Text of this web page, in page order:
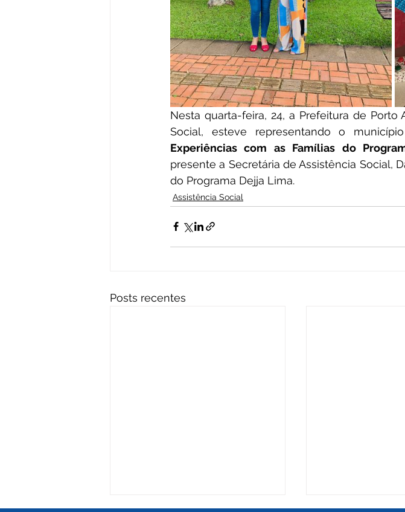
Nesta quarta-feira, 24, a Prefeitura de Porto
Social, esteve representando o
Experiências com as Famílias do
presente a Secretária de Assistência Social,
do Programa Dejja Lima.
Assistência Social
Posts recentes